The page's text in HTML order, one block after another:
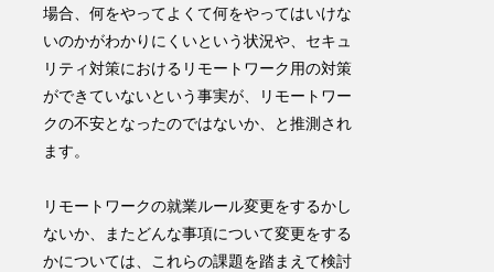
場合、何をやってよくて何をやってはいけな
いのかがわかりにくいという状況や、 セキュ
リティ対策におけるリモートワーク用の対策
ができていないという事実が、リモートワー
クの不安となったのではないか、と推測され
ます。
リモートワークの就業ルール変更をするかし
ないか、またどんな事項について変更をする
かについては、これらの課題を踏まえて検討